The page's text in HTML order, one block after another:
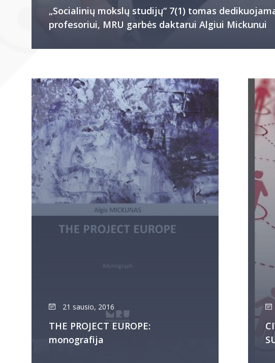
„Socialinių mokslų studijų“ 7(1) tomas
profesoriui, MRU garbės daktarui Algiui Mickunui
21 sausio, 2016
THE PROJECT EUROPE:
monografija